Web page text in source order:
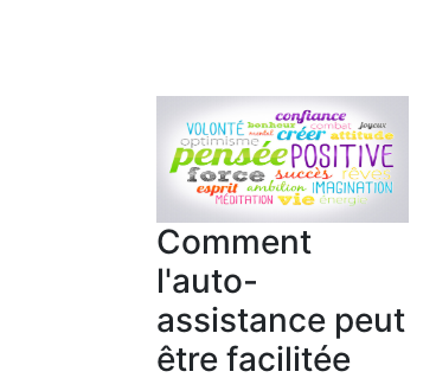
Comment
l'auto-
assistance peut
être facilitée